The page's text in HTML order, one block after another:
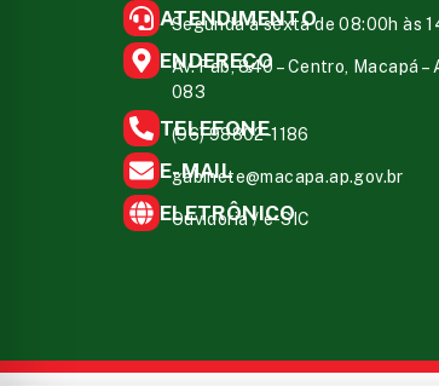
ATENDIMENTO
Segunda a sexta de 08:00h às
ENDEREÇO
Av. Fab, 840 – Centro, Macapá –
083
TELEFONE
(96) 98802-1186
E-MAIL
gabinete@macapa.ap.gov.br
ELETRÔNICO
Ouvidoria/e-SIC